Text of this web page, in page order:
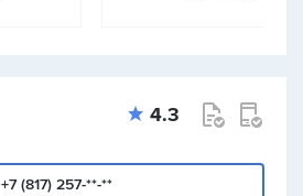
4.3
+7 (817) 257-**-**